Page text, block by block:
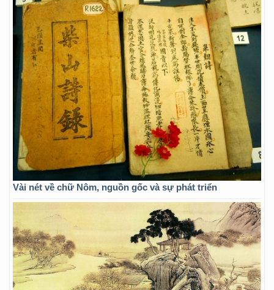
Vài nét về chữ Nôm, nguồn gốc và sự phát triển